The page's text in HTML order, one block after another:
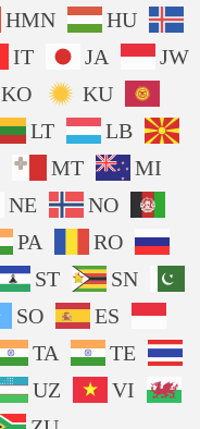
HMN
HU
IT JA
JW
KO
KU
LT
LB
MT
MI
NE
NO
PA
RO
ST
SN
SO
ES
TA
TE
UZ
VI